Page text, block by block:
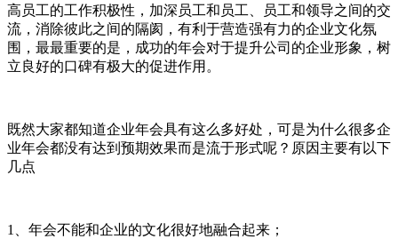
高员工的工作积极性，加深员工和员工、员工和领导之间的交
流，消除彼此之间的隔阂，有利于营造强有力的企业文化氛
围，最最重要的是，成功的年会对于提升公司的企业形象，树
立良好的口碑有极大的促进作用。
既然大家都知道企业年会具有这么多好处，可是为什么很多企
业年会都没有达到预期效果而是流于形式呢？原因主要有以下
几点
1、年会不能和企业的文化很好地融合起来；